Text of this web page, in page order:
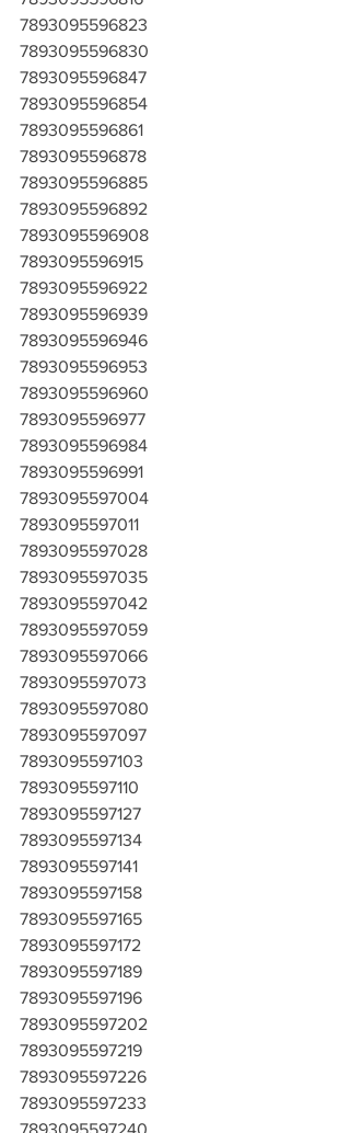
7893095596823
7893095596830
7893095596847
7893095596854
7893095596861
7893095596878
7893095596885
7893095596892
7893095596908
7893095596915
7893095596922
7893095596939
7893095596946
7893095596953
7893095596960
7893095596977
7893095596984
7893095596991
7893095597004
7893095597011
7893095597028
7893095597035
7893095597042
7893095597059
7893095597066
7893095597073
7893095597080
7893095597097
7893095597103
7893095597110
7893095597127
7893095597134
7893095597141
7893095597158
7893095597165
7893095597172
7893095597189
7893095597196
7893095597202
7893095597219
7893095597226
7893095597233